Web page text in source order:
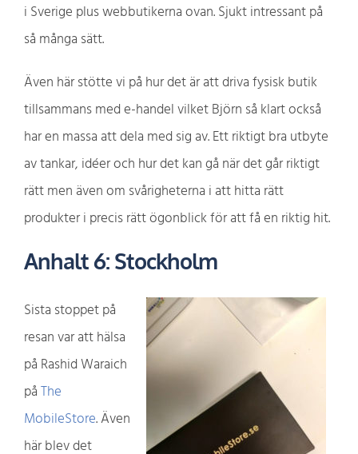
i Sverige plus webbutikerna ovan. Sjukt intressant på
så många sätt.
Även här stötte vi på hur det är att driva fysisk butik
tillsammans med e-handel vilket Björn så klart också
har en massa att dela med sig av. Ett riktigt bra utbyte
av tankar, idéer och hur det kan gå när det går riktigt
rätt men även om svårigheterna i att hitta rätt
produkter i precis rätt ögonblick för att få en riktig hit.
Anhalt 6: Stockholm
Sista stoppet på
resan var att hälsa
på Rashid Waraich
påThe
MobileStore. Även
här blev det